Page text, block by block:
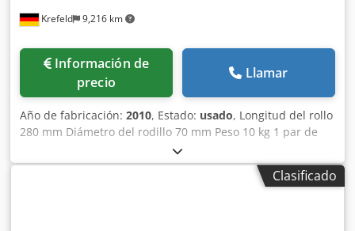
Krefeld 9,216 km
Información de
precio
Llamar
Año de fabricación: 2010, Estado: usado, Longitud del rollo
280 mm Diámetro del rodillo 70 mm Peso 10 kg 1 par de
guías para transportador de mercancías usadas, Tipo KF
2020 neumático. Versión izquierda + derecha, Dsdpfxew
Tdvbe Adlokr El precio se refiere a 1 par cada unoClasificado